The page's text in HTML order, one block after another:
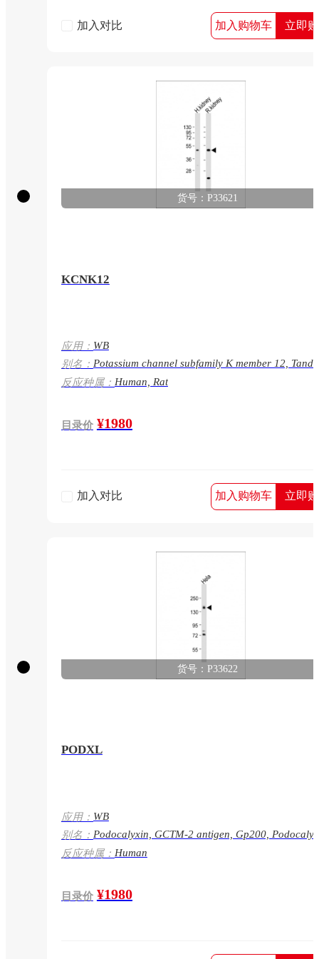
加入对比 加入购物车 立即
货号：P33621
KCNK12
应用： WB
别名： Potassium channel subfamily K member 12,
pore domain halothane-inhibited potassium
THIK-2, KCNK12
反应种属： Human, Rat
目录价 ¥1980
加入对比 加入购物车 立即
货号：P33622
PODXL
应用： WB
别名： Podocalyxin, GCTM-2 antigen, Gp200,
like protein 1, PC, PCLP-1, PODXL, PCLP, PCLP1
反应种属： Human
目录价 ¥1980